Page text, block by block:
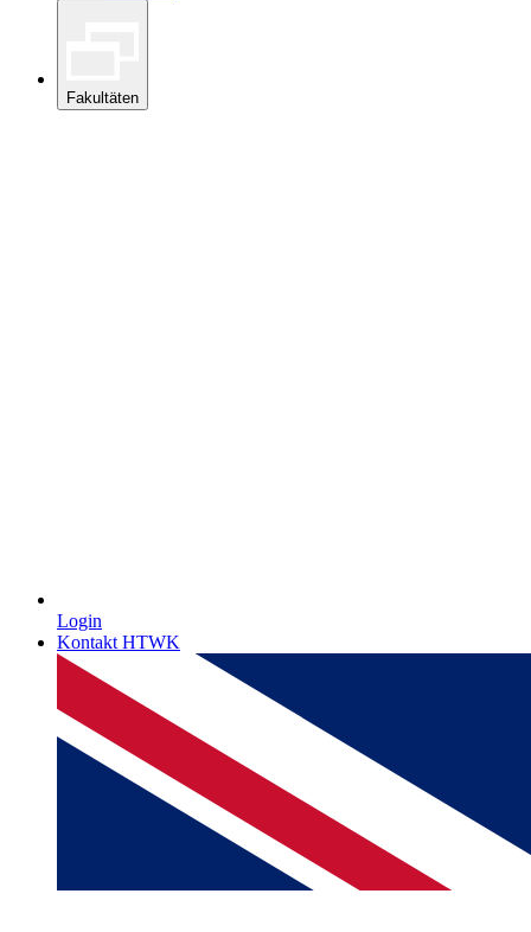
Fakultäten
Login
Kontakt HTWK